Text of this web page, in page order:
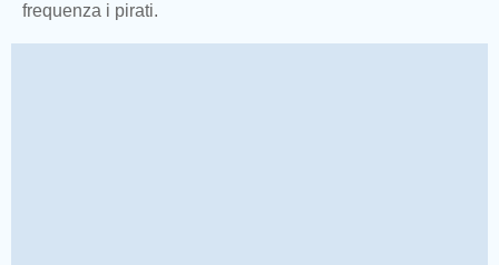
frequenza i pirati.